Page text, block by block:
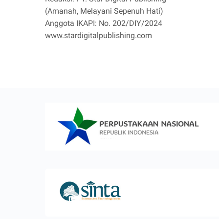
(Amanah, Melayani Sepenuh Hati)
Anggota IKAPI: No. 202/DIY/2024
www.stardigitalpublishing.com